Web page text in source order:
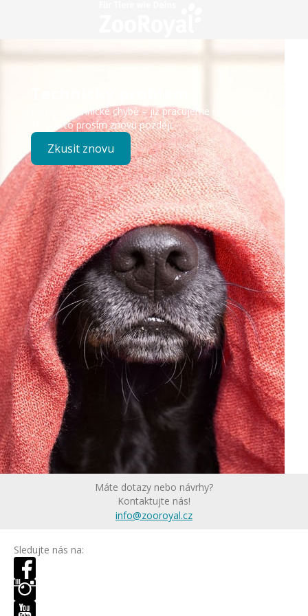
Došlo k technické chybě – již pracujeme na opravě.
Zkuste to prosím znovu později.
Zkusit znovu
Máte dotazy nebo návrhy?
Kontaktujte nás!
info@zooroyal.cz
Sledujte nás na: